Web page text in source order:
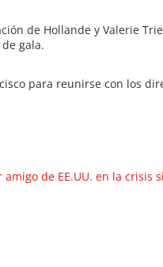
de Hollande y Valerie
gala.
para reunirse con los
de EE.UU. en la crisis